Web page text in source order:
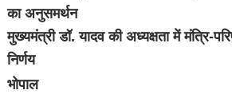
का अनुसमर्थन
मुख्यमंत्री डॉ. यादव की अध्यक्षता में मंत्रि-
निर्णय
भोपाल